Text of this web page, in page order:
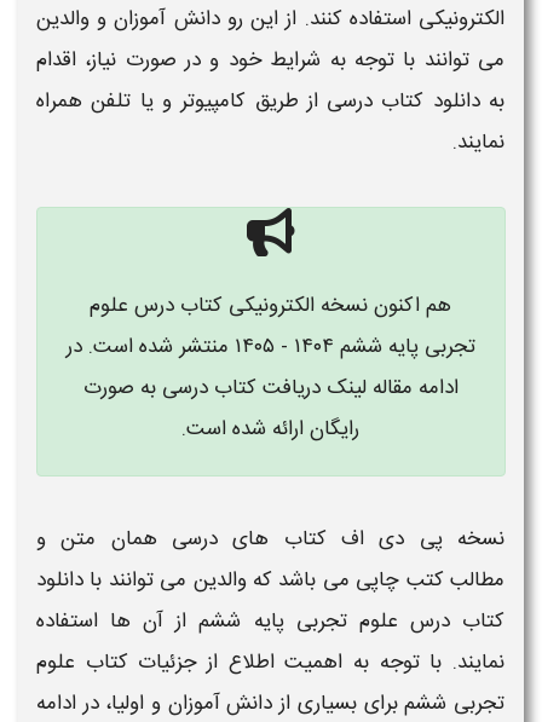
الکترونیکی استفاده کنند. از این رو دانش آموزان و والدین
می توانند با توجه به شرایط خود و در صورت نیاز، اقدام
به دانلود کتاب درسیاز طریق کامپیوتر و یا تلفن همراه
نمایند.
هم اکنون نسخه الکترونیکی کتاب درس علوم
تجربی پایه ششم ۱۴۰۴ - ۱۴۰۵
منتشر شده است. در
ادامه مقاله لینک دریافت کتاب درسی به صورت
رایگان ارائه شده است.
نسخه پی دی اف کتاب های درسی همان متن و
مطالب کتب چاپی می باشد که والدین می توانند با دانلود
کتاب درس علوم تجربیپایه ششم از آن ها استفاده
نمایند. با توجه به اهمیت اطلاع از جزئیات کتاب علوم
تجربی ششمبرای بسیاری از دانش آموزان و اولیا، در ادامه